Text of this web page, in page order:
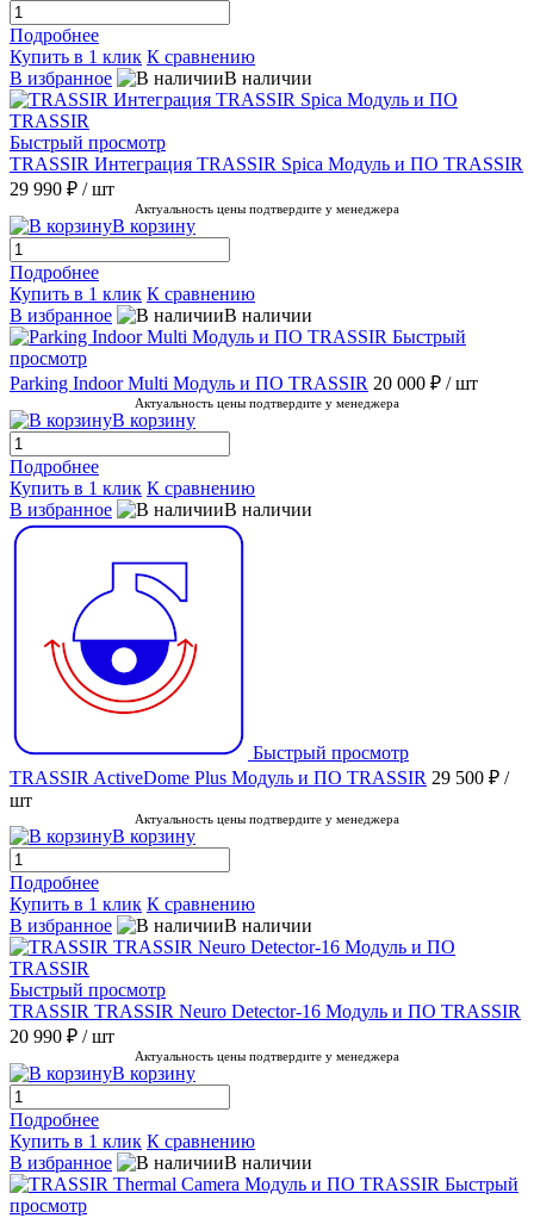
Подробнее
Купить в 1 клик К сравнению
В избранное
В наличии
Быстрый просмотр
TRASSIR Интеграция TRASSIR Spica Модуль и ПО TRASSIR
29 990 ₽ / шт
Актуальность цены подтвердите у менеджера
В корзину
Подробнее
Купить в 1 клик К сравнению
В избранное
В наличии
Быстрый
просмотр
Parking Indoor Multi Модуль и ПО TRASSIR 20 000 ₽ / шт
Актуальность цены подтвердите у менеджера
В корзину
Подробнее
Купить в 1 клик К сравнению
В избранное
В наличии
Быстрый просмотр
TRASSIR ActiveDome Plus Модуль и ПО TRASSIR 29 500 ₽ /
шт
Актуальность цены подтвердите у менеджера
В корзину
Подробнее
Купить в 1 клик К сравнению
В избранное
В наличии
Быстрый просмотр
TRASSIR TRASSIR Neuro Detector-16 Модуль и ПО TRASSIR
20 990 ₽ / шт
Актуальность цены подтвердите у менеджера
В корзину
Подробнее
Купить в 1 клик К сравнению
В избранное
В наличии
Быстрый
просмотр